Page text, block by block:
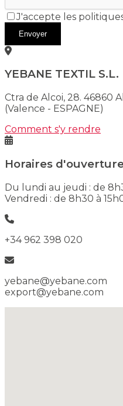
J'accepte les
Envoyer
YEBANE TEXTIL S.L.
Ctra de Alcoi, 28. 46860
(Valence - ESPAGNE)
Comment s'y rendre
Horaires
Du lundi au jeudi : de
Vendredi : de 8h30 à
+34 962 398 020
yebane@yebane.com
export@yebane.com